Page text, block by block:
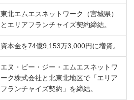
東北エムエスネットワーク（宮城県）
とエリアフランチャイズ契約締結。
資本金を74億9,153万3,000円に増資。
エヌ・ビー・ジー・エムエスネットワ
ーク株式会社と北東北地区で「エリア
フランチャイズ契約」を締結。